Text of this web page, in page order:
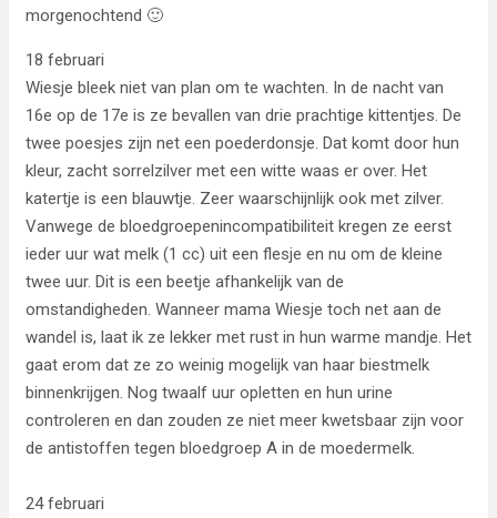
morgenochtend 🙂
18 februari
Wiesje bleek niet van plan om te wachten. In de nacht van
16e op de 17e is ze bevallen van drie prachtige kittentjes. De
twee poesjes zijn net een poederdonsje. Dat komt door hun
kleur, zacht sorrelzilver met een witte waas er over. Het
katertje is een blauwtje. Zeer waarschijnlijk ook met zilver.
Vanwege de bloedgroepenincompatibiliteit kregen ze eerst
ieder uur wat melk (1 cc) uit een flesje en nu om de kleine
twee uur. Dit is een beetje afhankelijk van de
omstandigheden. Wanneer mama Wiesje toch net aan de
wandel is, laat ik ze lekker met rust in hun warme mandje. Het
gaat erom dat ze zo weinig mogelijk van haar biestmelk
binnenkrijgen. Nog twaalf uur opletten en hun urine
controleren en dan zouden ze niet meer kwetsbaar zijn voor
de antistoffen tegen bloedgroep A in de moedermelk.
24 februari